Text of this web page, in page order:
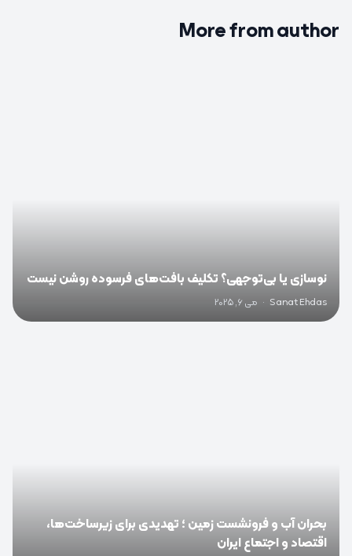
More from author
نوسازی یا بی‌توجهی؟ تکلیف بافت‌های فرسوده روشن نیست
Sanat Ehdas
· می 6, 2025
بحران آب و فرونشست زمین ؛ تهدیدی برای زیرساخت‌ها،
اقتصاد و اجتماع ایران